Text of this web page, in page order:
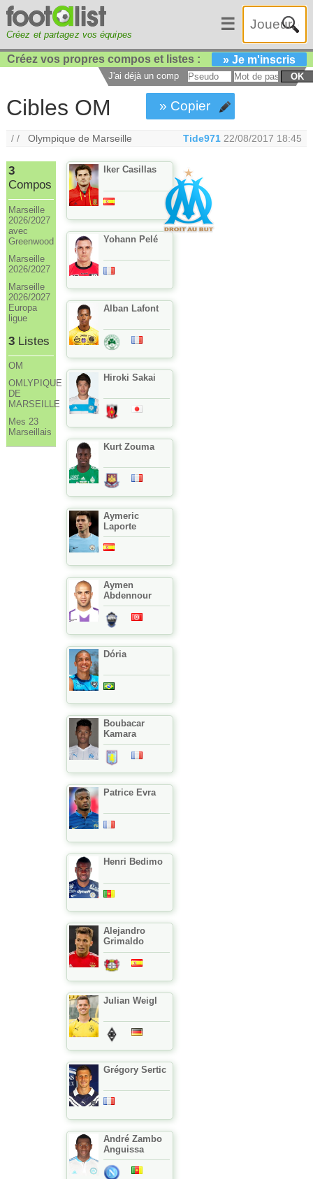
Créez et partagez vos équipes
☰
Créez vos propres compos et listes : » Je m'inscris
J'ai déjà un compte : OK
Cibles OM » Copier
/ /Olympique de Marseille Tide971 22/08/2017 18:45
3
Compos
Marseille
2026/2027
avec
Greenwood
Marseille
2026/2027
Marseille
2026/2027
Europa
ligue
3Listes
OM
OMLYPIQUE
DE
MARSEILLE
Mes 23
Marseillais
Iker Casillas
Yohann Pelé
Alban Lafont
Hiroki Sakai
Kurt Zouma
Aymeric
Laporte
Aymen
Abdennour
Dória
Boubacar
Kamara
Patrice Evra
Henri Bedimo
Alejandro
Grimaldo
Julian Weigl
Grégory Sertic
André Zambo
Anguissa